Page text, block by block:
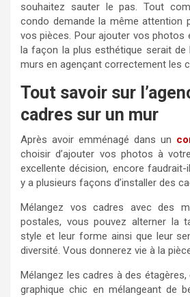
souhaitez sauter le pas. Tout
condo demande la même attention
vos pièces. Pour ajouter vos photos
la façon la plus esthétique serait
murs en agençant correctement les
Tout savoir sur
cadres sur un mur
Après avoir emménagé dans un
choisir d’ajouter vos photos à
excellente décision, encore faudrait-
y a plusieurs façons d’installer des
Mélangez vos cadres avec des
postales, vous pouvez alterner la
style et leur forme ainsi que leur
diversité. Vous donnerez vie à la
Mélangez les cadres à des
graphique chic en mélangeant de